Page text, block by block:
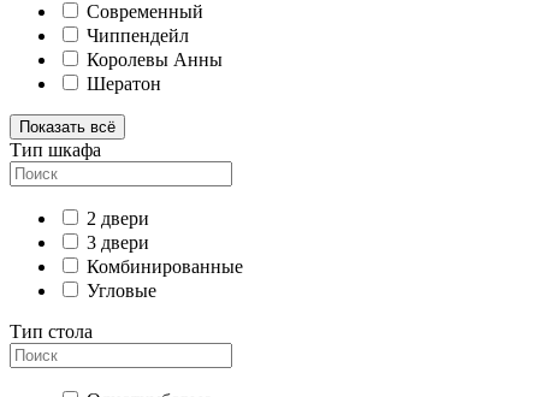
Современный
Чиппендейл
Королевы Анны
Шератон
Показать всё
Тип шкафа
2 двери
3 двери
Комбинированные
Угловые
Тип стола